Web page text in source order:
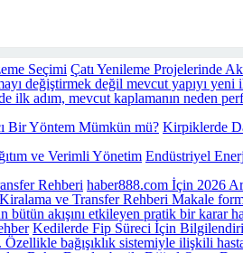
Çatı Yenileme Projelerinde
değiştirmek değil mevcut yapıyı yeni
ilk adım, mevcut kaplamanın neden
Kirpiklerde
Endüstriyel
haber888.com İçin 2026
ve Transfer Rehberi Makale
bütün akışını etkileyen pratik bir karar
Kedilerde Fip Süreci İçin
bağışıklık sistemiyle ilişkili